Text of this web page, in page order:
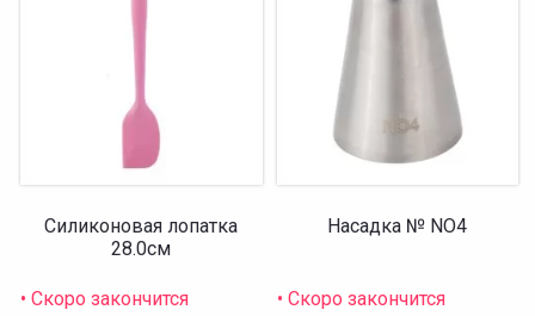
Силиконовая лопатка
28.0см
• Скоро закончится
Насадка № NO4
• Скоро закончится